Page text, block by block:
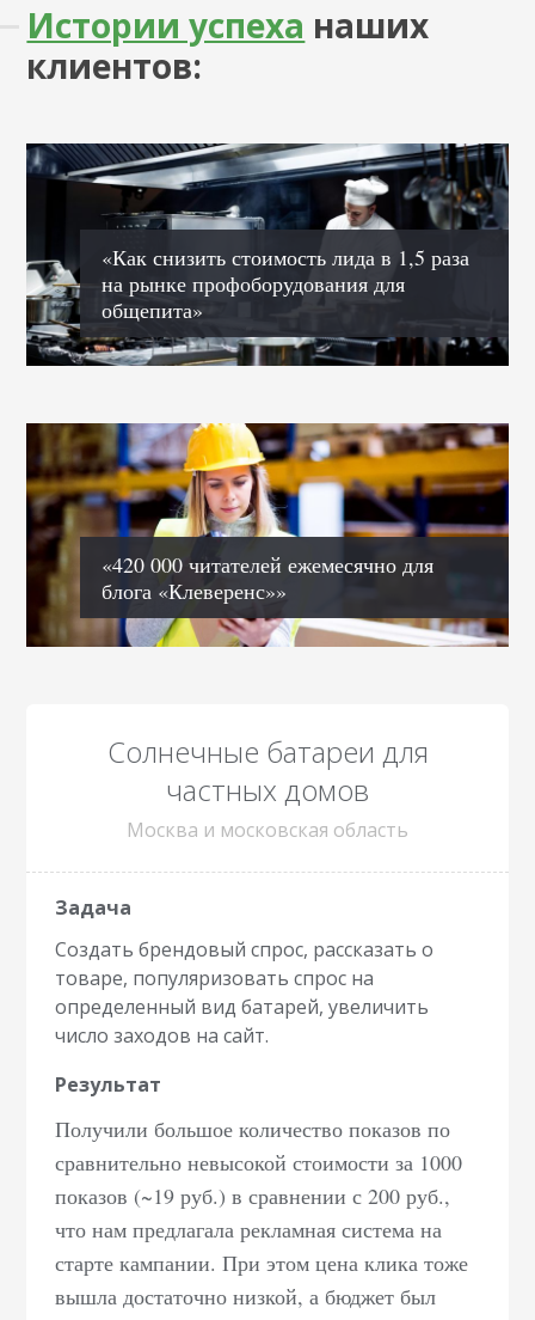
Истории успеха наших
клиентов:
«Как снизить стоимость лида в 1,5 раза
на рынке профоборудования для
общепита»
«420 000 читателей ежемесячно для
блога «Клеверенс»»
Солнечные батареи для
частных домов
Москва и московская область
Создать брендовый спрос, рассказать о
товаре, популяризовать спрос на
определенный вид батарей, увеличить
число заходов на сайт.
Получили большое количество показов по
сравнительно невысокой стоимости за 1000
показов (~19 руб.) в сравнении с 200 руб.,
что нам предлагала рекламная система на
старте кампании. При этом цена клика тоже
вышла достаточно низкой, а бюджет был